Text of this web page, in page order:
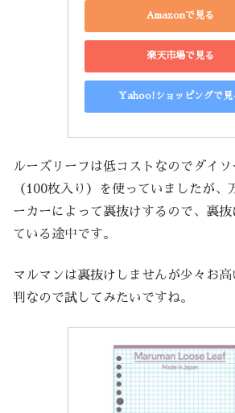
Amazonで見る
楽天市場で見る
Yahoo!ショッピングで見
ルーズリーフは低コストなのでダイ
（100枚入り）を使っていましたが、
ーカーによって裏抜けするので、裏
ている途中です。
マルマンは裏抜けしませんが少々お
判なので試してみたいですね。